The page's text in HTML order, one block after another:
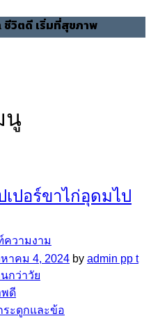
ชีวิตดี เริ่มที่สุขภาพ
วามงาม
กว่าวัย
พดี
ะดูกและข้อ
นู
ปอร์ขาไก่อุดมไป
าคม 4, 2024 by admin pp t